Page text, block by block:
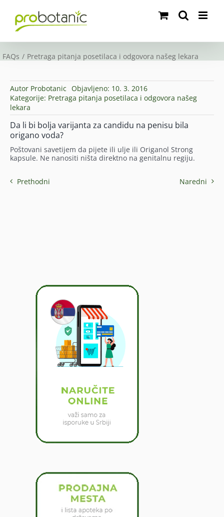
content
FAQs Pretraga pitanja posetilaca i odgovora našeg lekara
Autor Probotanic Objavljeno: 10. 3. 2016
Kategorije: Pretraga pitanja posetilaca i odgovora našeg
lekara
Da li bi bolja varijanta za candidu na penisu bila
origano voda?
Poštovani savetijem da pijete ili ulje ili Origanol Strong
kapsule. Ne nanositi ništa direktno na genitalnu regiju.
Prethodni Naredni